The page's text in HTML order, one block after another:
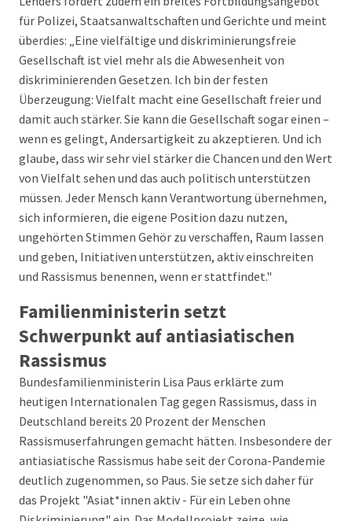
für Polizei, Staatsanwaltschaften und Gerichte und meint
überdies: „Eine vielfältige und diskriminierungsfreie
Gesellschaft ist viel mehr als die Abwesenheit von
diskriminierenden Gesetzen. Ich bin der festen
Überzeugung: Vielfalt macht eine Gesellschaft freier und
damit auch stärker. Sie kann die Gesellschaft sogar einen –
wenn es gelingt, Andersartigkeit zu akzeptieren. Und ich
glaube, dass wir sehr viel stärker die Chancen und den Wert
von Vielfalt sehen und das auch politisch unterstützen
müssen. Jeder Mensch kann Verantwortung übernehmen,
sich informieren, die eigene Position dazu nutzen,
ungehörten Stimmen Gehör zu verschaffen, Raum lassen
und geben, Initiativen unterstützen, aktiv einschreiten
und Rassismus benennen, wenn er stattfindet."
Familienministerin setzt
Schwerpunkt auf antiasiatischen
Rassismus
Bundesfamilienministerin Lisa Paus erklärte zum
heutigen Internationalen Tag gegen Rassismus, dass in
Deutschland bereits 20 Prozent der Menschen
Rassismuserfahrungen gemacht hätten. Insbesondere der
antiasiatische Rassismus habe seit der Corona-Pandemie
deutlich zugenommen, so Paus. Sie setze sich daher für
das Projekt "Asiat*innen aktiv - Für ein Leben ohne